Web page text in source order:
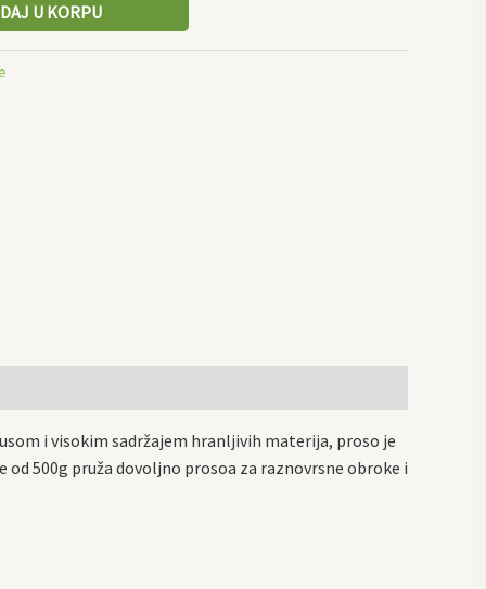
U KORPU
i visokim sadržajem hranljivih materija, proso je
500g pruža dovoljno prosoa za raznovrsne obroke i